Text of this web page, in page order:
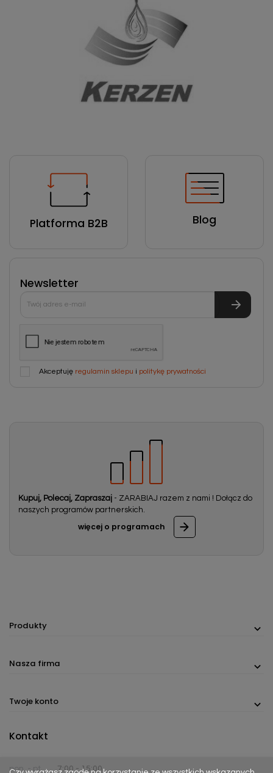
Platforma B2B Blog
Newsletter
Akceptuję regulamin sklepu i politykę prywatności
Kupuj, Polecaj, Zapraszaj - ZARABIAJ razem z nami ! Dołącz do
naszych programów partnerskich.
więcej o programach
Produkty
Nasza firma
Twoje konto
Kontakt
pon. - pt. 7:00 - 15:00